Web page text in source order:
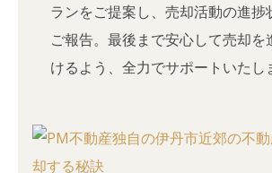
ランをご提案し、売却活動の進捗
ご報告。最後まで安心して売却を
けるよう、全力でサポートいたし